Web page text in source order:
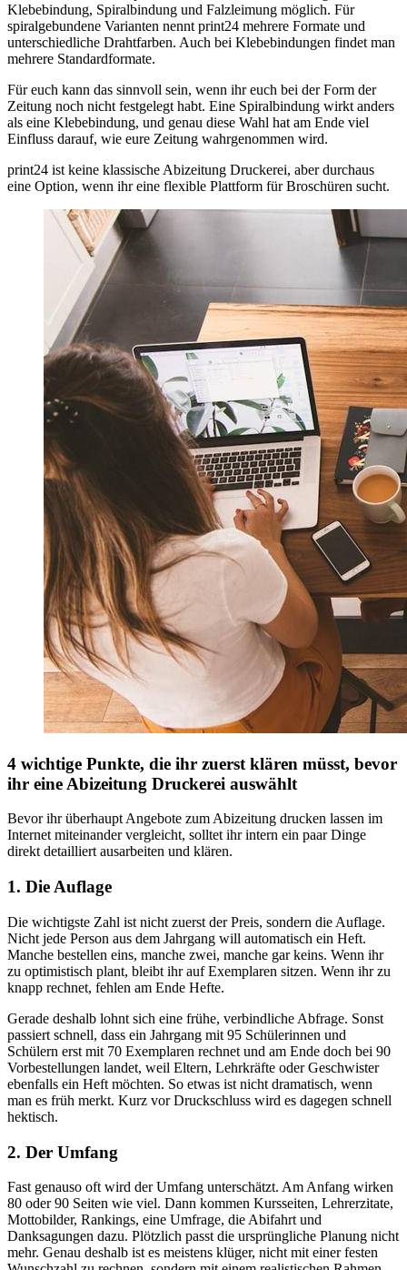
Klebebindung, Spiralbindung und Falzleimung möglich. Für
spiralgebundene Varianten nennt print24 mehrere Formate und
unterschiedliche Drahtfarben. Auch bei Klebebindungen findet man
mehrere Standardformate.
Für euch kann das sinnvoll sein, wenn ihr euch bei der Form der
Zeitung noch nicht festgelegt habt. Eine Spiralbindung wirkt anders
als eine Klebebindung, und genau diese Wahl hat am Ende viel
Einfluss darauf, wie eure Zeitung wahrgenommen wird.
print24 ist keine klassische Abizeitung Druckerei, aber durchaus
eine Option, wenn ihr eine flexible Plattform für Broschüren sucht.
4 wichtige Punkte, die ihr zuerst klären müsst, bevor
ihr eine Abizeitung Druckerei auswählt
Bevor ihr überhaupt Angebote zum Abizeitung drucken lassen im
Internet miteinander vergleicht, solltet ihr intern ein paar Dinge
direkt detailliert ausarbeiten und klären.
1. Die Auflage
Die wichtigste Zahl ist nicht zuerst der Preis, sondern die Auflage.
Nicht jede Person aus dem Jahrgang will automatisch ein Heft.
Manche bestellen eins, manche zwei, manche gar keins. Wenn ihr
zu optimistisch plant, bleibt ihr auf Exemplaren sitzen. Wenn ihr zu
knapp rechnet, fehlen am Ende Hefte.
Gerade deshalb lohnt sich eine frühe, verbindliche Abfrage. Sonst
passiert schnell, dass ein Jahrgang mit 95 Schülerinnen und
Schülern erst mit 70 Exemplaren rechnet und am Ende doch bei 90
Vorbestellungen landet, weil Eltern, Lehrkräfte oder Geschwister
ebenfalls ein Heft möchten. So etwas ist nicht dramatisch, wenn
man es früh merkt. Kurz vor Druckschluss wird es dagegen schnell
hektisch.
2. Der Umfang
Fast genauso oft wird der Umfang unterschätzt. Am Anfang wirken
80 oder 90 Seiten wie viel. Dann kommen Kursseiten, Lehrerzitate,
Mottobilder, Rankings, eine Umfrage, die Abifahrt und
Danksagungen dazu. Plötzlich passt die ursprüngliche Planung nicht
mehr. Genau deshalb ist es meistens klüger, nicht mit einer festen